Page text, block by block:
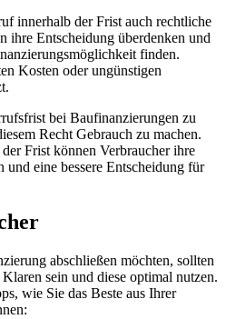
innerhalb der Frist auch rechtliche
ihre Entscheidung überdenken und
finden.
Kosten oder ungünstigen
bei Baufinanzierungen zu
Recht Gebrauch zu machen.
Frist können Verbraucher ihre
und eine bessere Entscheidung für
abschließen möchten, sollten
sein und diese optimal nutzen.
wie Sie das Beste aus Ihrer